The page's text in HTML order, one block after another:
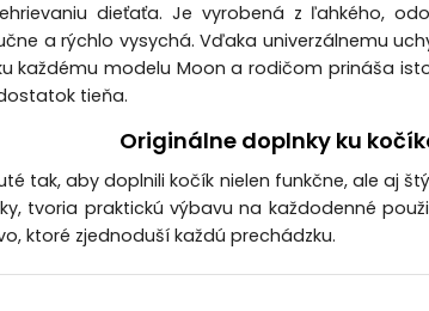
dieťaťa. Je vyrobená z ľahkého,
a rýchlo vysychá. Vďaka univerzálnemu
každému modelu Moon a rodičom prináša
tieňa.
Originálne doplnky ku
tak, aby doplnili kočík nielen funkčne, ale aj
tvoria praktickú výbavu na každodenné
ktoré zjednoduší každú prechádzku.